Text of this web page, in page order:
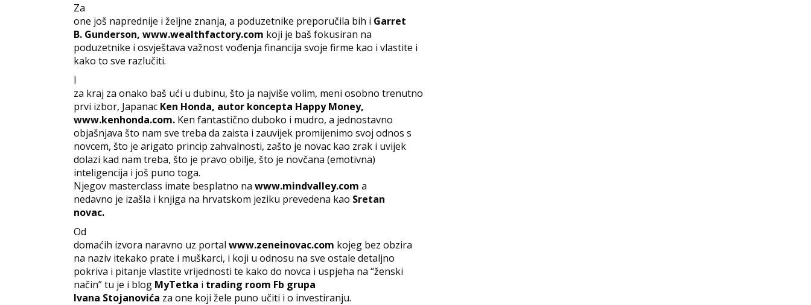
Za
one još naprednije i željne znanja, a poduzetnike preporučila bih i Garret
B. Gunderson, www.wealthfactory.com koji je baš fokusiran na
poduzetnike i osvještava važnost vođenja financija svoje firme kao i vlastite i
kako to sve razlučiti.
I
za kraj za onako baš ući u dubinu, što ja najviše volim, meni osobno trenutno
prvi izbor, Japanac Ken Honda, autor koncepta Happy Money,
www.kenhonda.com. Ken fantastično duboko i mudro, a jednostavno
objašnjava što nam sve treba da zaista i zauvijek promijenimo svoj odnos s
novcem, što je arigato princip zahvalnosti, zašto je novac kao zrak i uvijek
dolazi kad nam treba, što je pravo obilje, što je novčana (emotivna)
inteligencija i još puno toga.
Njegov masterclass imate besplatno na www.mindvalley.com a
nedavno je izašla i knjiga na hrvatskom jeziku prevedena kao Sretan
novac.
Od
domaćih izvora naravno uz portal www.zeneinovac.com kojeg bez obzira
na naziv itekako prate i muškarci, i koji u odnosu na sve ostale detaljno
pokriva i pitanje vlastite vrijednosti te kako do novca i uspjeha na “ženski
način” tu je i blog MyTetka i trading room Fb grupa
Ivana Stojanovića za one koji žele puno učiti i o investiranju.